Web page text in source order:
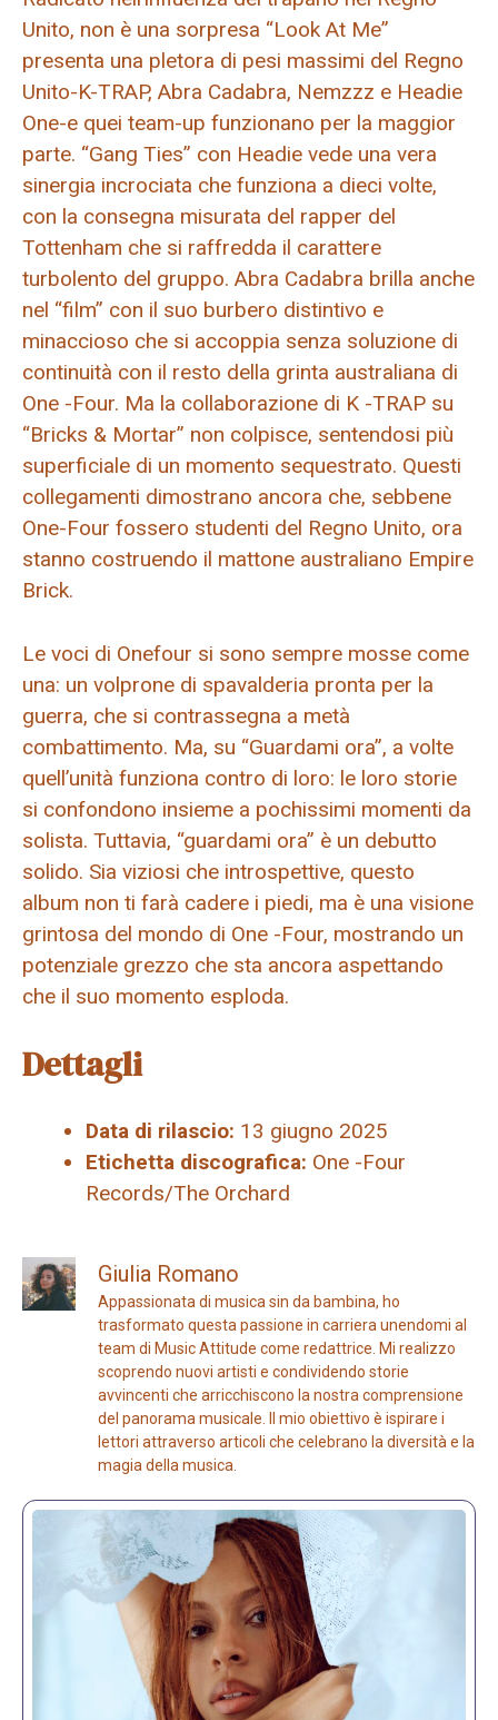
Unito, non è una sorpresa “Look At Me”
presenta una pletora di pesi massimi del Regno
Unito-K-TRAP, Abra Cadabra, Nemzzz e Headie
One-e quei team-up funzionano per la maggior
parte. “Gang Ties” con Headie vede una vera
sinergia incrociata che funziona a dieci volte,
con la consegna misurata del rapper del
Tottenham che si raffredda il carattere
turbolento del gruppo. Abra Cadabra brilla anche
nel “film” con il suo burbero distintivo e
minaccioso che si accoppia senza soluzione di
continuità con il resto della grinta australiana di
One -Four. Ma la collaborazione di K -TRAP su
“Bricks & Mortar” non colpisce, sentendosi più
superficiale di un momento sequestrato. Questi
collegamenti dimostrano ancora che, sebbene
One-Four fossero studenti del Regno Unito, ora
stanno costruendo il mattone australiano Empire
Brick.
Le voci di Onefour si sono sempre mosse come
una: un volprone di spavalderia pronta per la
guerra, che si contrassegna a metà
combattimento. Ma, su “Guardami ora”, a volte
quell’unità funziona contro di loro: le loro storie
si confondono insieme a pochissimi momenti da
solista. Tuttavia, “guardami ora” è un debutto
solido. Sia viziosi che introspettive, questo
album non ti farà cadere i piedi, ma è una visione
grintosa del mondo di One -Four, mostrando un
potenziale grezzo che sta ancora aspettando
che il suo momento esploda.
Dettagli
Data di rilascio: 13 giugno 2025
Etichetta discografica: One -Four
Records/The Orchard
Giulia Romano
Appassionata di musica sin da bambina, ho
trasformato questa passione in carriera unendomi al
team di Music Attitude come redattrice. Mi realizzo
scoprendo nuovi artisti e condividendo storie
avvincenti che arricchiscono la nostra comprensione
del panorama musicale. Il mio obiettivo è ispirare i
lettori attraverso articoli che celebrano la diversità e la
magia della musica.